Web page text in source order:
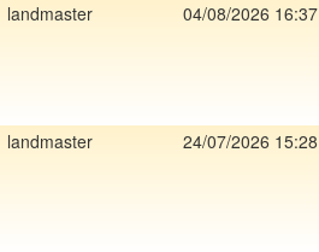
landmaster 04/08/2026 16:37
landmaster 24/07/2026 15:28